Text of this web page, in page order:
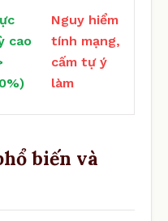
cao
Nguy hiểm
tính mạng,
cấm tự ý
làm
biến và